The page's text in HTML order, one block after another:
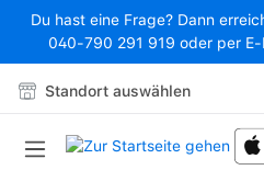
Zum Hauptinhalt springen
Du hast eine Frage? Dann
040-790 291 919 oder per
Standort auswählen